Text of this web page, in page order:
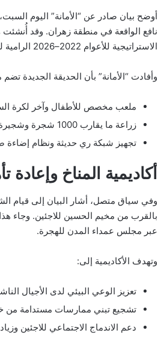
أوضح بيان صادر عن “الأمانة” اليوم
الاستراتيجية للأعوام 2022–2026 الرامية لزيادة الغطاء الأخضر والمناطق العمرانية.
وأفادت “الأمانة” بأن الحديقة الجديدة
ملعب مخصص للأطفال وآخر لكرة
زراعة ما يقارب 1000 شجرة وشجيرة.
تجهيز شبكة ري حديثة ونظام إضاءة
أكاديمية المناخ
وفي سياق متصل، أشار البيان إلى قيام
عبر مجلس عمداء المدن للهجرة.
وتهدف الأكاديمية إلى:
تعزيز الوعي البيئي لدى الأجيال
تشجيع تبني ممارسات مستدامة من
دعم الاندماج الاجتماعي للاجئين